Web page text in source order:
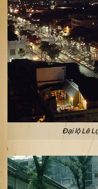
Đại lộ Lê